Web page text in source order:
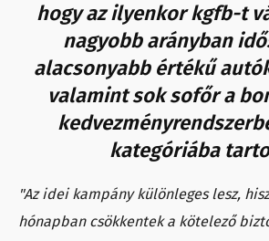
hogy az ilyenkor kgfb-t
nagyobb arányban
alacsonyabb értékű
valamint sok sofőr a
kategóriába
"Az idei kampány különleges lesz,
hónapban csökkentek a kötelező